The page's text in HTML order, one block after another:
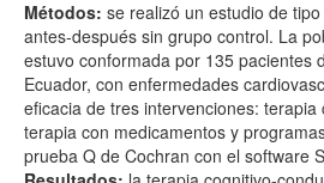
Métodos: se realizó un estudio de
antes-después sin grupo control. La
estuvo conformada por 135 pacientes
Ecuador, con enfermedades
eficacia de tres intervenciones: terapia
terapia con medicamentos y
prueba Q de Cochran con el software